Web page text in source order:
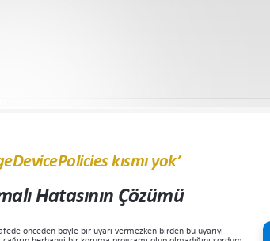
kısmı yok’
Hatasının Çözümü
önceden böyle bir uyarı vermezken birden bu uyarıyı